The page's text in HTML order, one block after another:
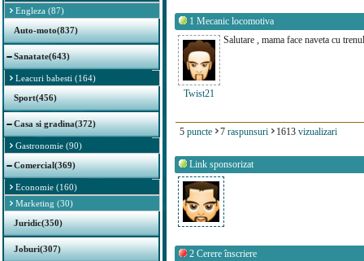
Engleza (87)
Auto-moto(837)
Sanatate(643)
Leacuri babesti (164)
Sport(456)
Casa si gradina(372)
Gastronomie (90)
Comercial(369)
Economie (160)
Marketing (30)
Juridic(350)
Joburi(307)
1 Mecanic locomotiva
Twist21
Salutare , mama face naveta cu
5 puncte 7 raspunsuri 1613 vizualizari
Link sponsorizat
2 Cerere înscriere